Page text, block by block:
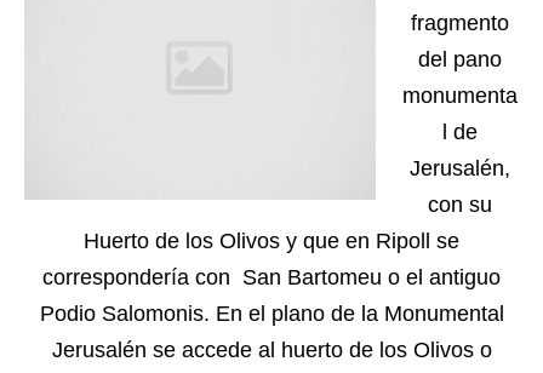
fragmento
del pano
monumenta
l de
Jerusalén,
con su
Huerto de los Olivos y que en Ripoll se
correspondería con San Bartomeu o el antiguo
Podio Salomonis. En el plano de la Monumental
Jerusalén se accede al huerto de los Olivos o